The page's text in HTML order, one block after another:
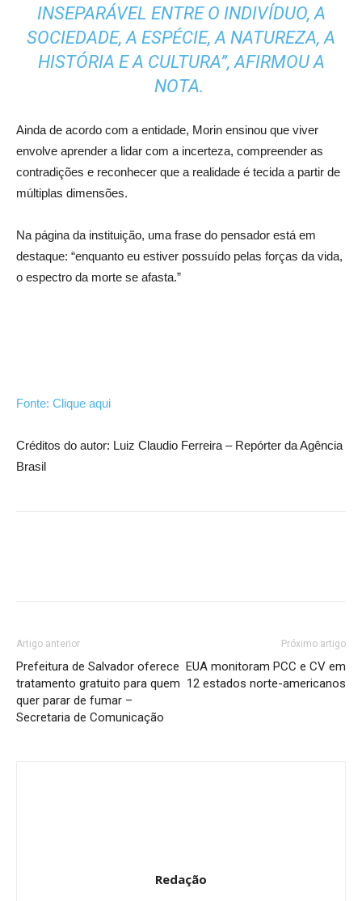
INSEPARÁVEL ENTRE O INDIVÍDUO, A
SOCIEDADE, A ESPÉCIE, A NATUREZA, A
HISTÓRIA E A CULTURA”, AFIRMOU A
NOTA.
Ainda de acordo com a entidade, Morin ensinou que viver
envolve aprender a lidar com a incerteza, compreender as
contradições e reconhecer que a realidade é tecida a partir de
múltiplas dimensões.
Na página da instituição, uma frase do pensador está em
destaque: “enquanto eu estiver possuído pelas forças da vida,
o espectro da morte se afasta.”
Fonte: Clique aqui
Créditos do autor: Luiz Claudio Ferreira – Repórter da Agência
Brasil
Artigo anterior
Prefeitura de Salvador oferece
tratamento gratuito para quem
quer parar de fumar –
Secretaria de Comunicação
Próximo artigo
EUA monitoram PCC e CV em
12 estados norte-americanos
Redação